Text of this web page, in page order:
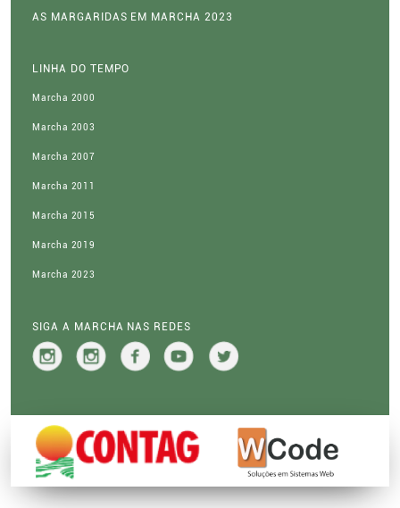
AS MARGARIDAS EM MARCHA 2023
LINHA DO TEMPO
Marcha 2000
Marcha 2003
Marcha 2007
Marcha 2011
Marcha 2015
Marcha 2019
Marcha 2023
SIGA A MARCHA NAS REDES